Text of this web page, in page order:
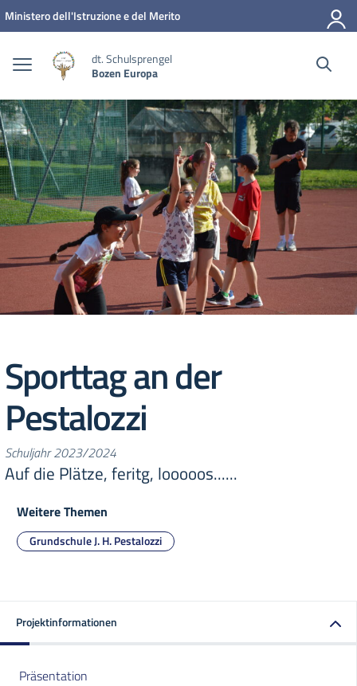
Zum Inhalt springen
Zum Navigationsmenü springen
Zur Fußzeile springen
Ministero dell'Istruzione e del Merito
dt. Schulsprengel
Bozen Europa
Sporttag an der
Pestalozzi
Schuljahr 2023/2024
Auf die Plätze, feritg, looooos......
Weitere Themen
Grundschule J. H. Pestalozzi
Projektinformationen
Präsentation